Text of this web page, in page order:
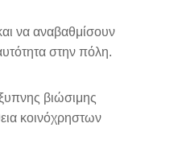
να αναβαθμίσουν
στην πόλη.
βιώσιμης
κοινόχρηστων